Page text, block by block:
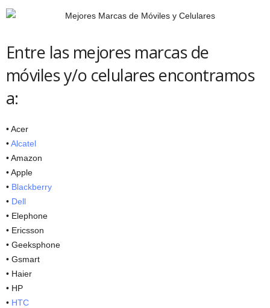
Entre las mejores marcas de
móviles y/o celulares encontramos
a:
• Acer
•Alcatel
• Amazon
• Apple
• Blackberry
• Dell
• Elephone
• Ericsson
• Geeksphone
• Gsmart
• Haier
• HP
• HTC